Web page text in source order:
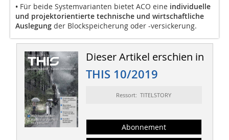
• Für beide Systemvarianten bietet ACO eine individuelle
und projektorientierte technische und wirtschaftliche
Auslegung der Blockspeicherung oder -versickerung.
Dieser Artikel erschien in
THIS 10/2019
Ressort: TITELSTORY
Abonnement